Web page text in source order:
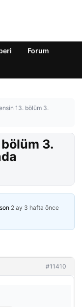
Forum
13. bölüm 3.
3.
2 ay 3 hafta önce
#11410